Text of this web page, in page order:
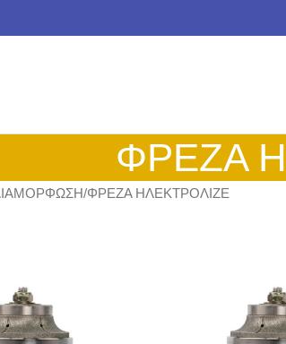
ΦΡΕΖΑ
ΦΡΕΖΑ ΗΛΕΚΤΡΟΛΙΖΕ